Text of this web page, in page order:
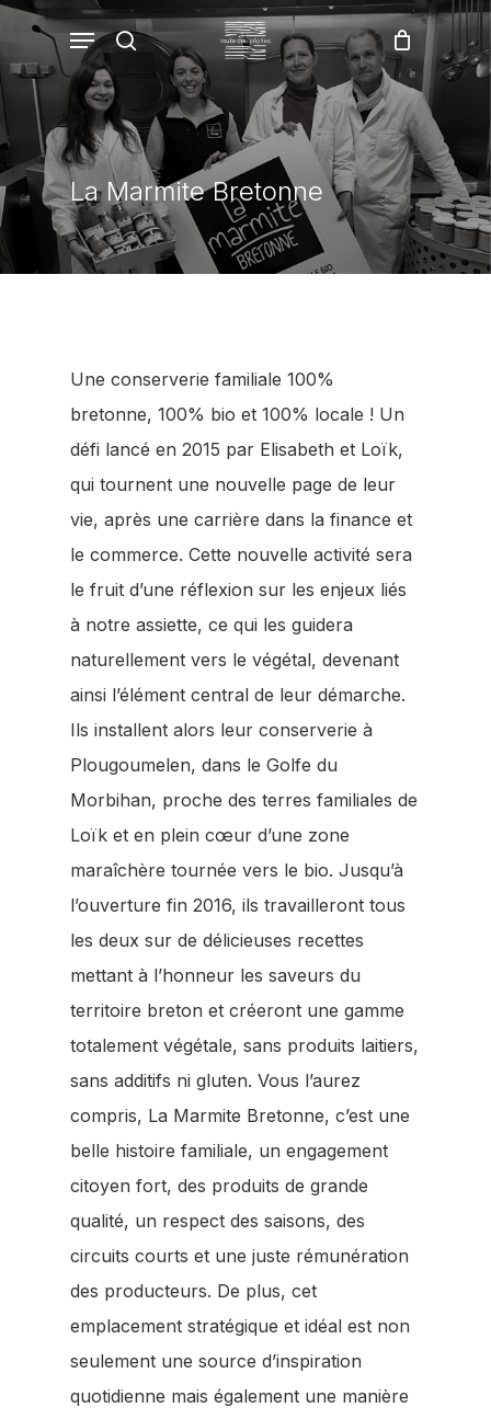
Skip
to
main
content
recherche
Menu
Panier Fermer
le
panier
La Marmite Bretonne
Une conserverie familiale 100%
bretonne, 100% bio et 100% locale ! Un
défi lancé en 2015 par Elisabeth et Loïk,
qui tournent une nouvelle page de leur
vie, après une carrière dans la finance et
le commerce. Cette nouvelle activité sera
le fruit d’une réflexion sur les enjeux liés
à notre assiette, ce qui les guidera
naturellement vers le végétal, devenant
ainsi l’élément central de leur démarche.
Ils installent alors leur conserverie à
Plougoumelen, dans le Golfe du
Morbihan, proche des terres familiales de
Loïk et en plein cœur d’une zone
maraîchère tournée vers le bio. Jusqu’à
l’ouverture fin 2016, ils travailleront tous
les deux sur de délicieuses recettes
mettant à l’honneur les saveurs du
territoire breton et créeront une gamme
totalement végétale, sans produits laitiers,
sans additifs ni gluten. Vous l’aurez
compris, La Marmite Bretonne, c’est une
belle histoire familiale, un engagement
citoyen fort, des produits de grande
qualité, un respect des saisons, des
circuits courts et une juste rémunération
des producteurs. De plus, cet
emplacement stratégique et idéal est non
seulement une source d’inspiration
quotidienne mais également une manière